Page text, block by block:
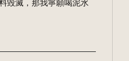
毀滅，那我寧願喝泥水